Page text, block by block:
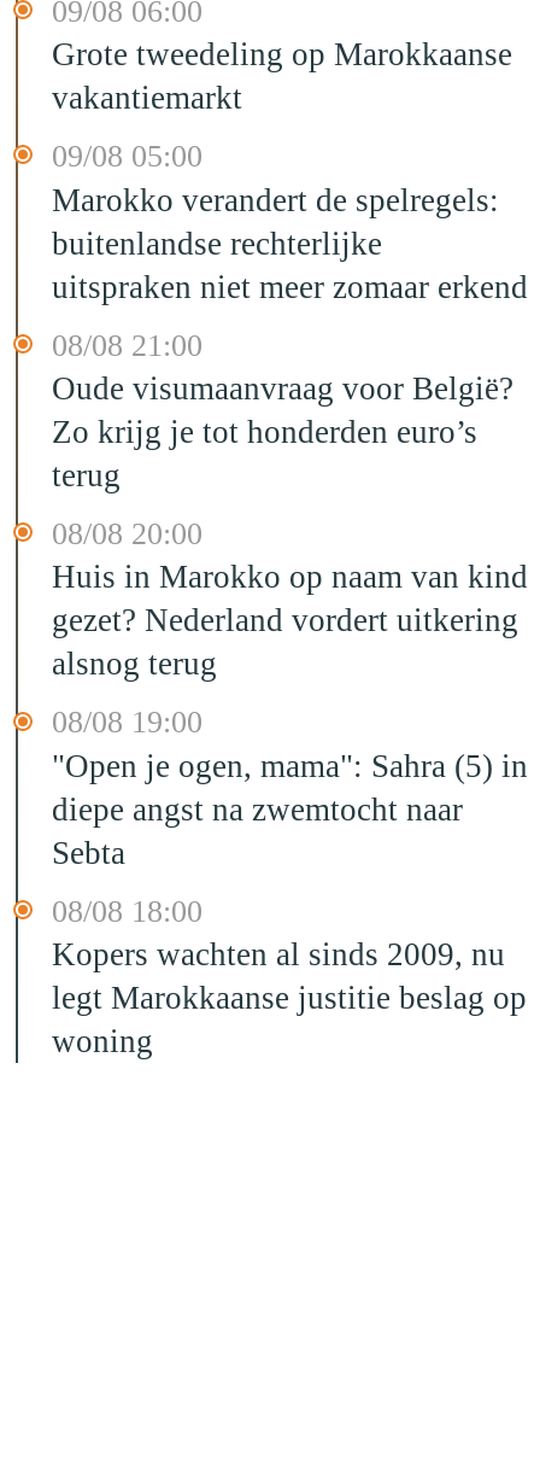
09/08 06:00
Grote tweedeling op Marokkaanse
vakantiemarkt
09/08 05:00
Marokko verandert de spelregels:
buitenlandse rechterlijke
uitspraken niet meer zomaar erkend
08/08 21:00
Oude visumaanvraag voor België?
Zo krijg je tot honderden euro’s
terug
08/08 20:00
Huis in Marokko op naam van kind
gezet? Nederland vordert uitkering
alsnog terug
08/08 19:00
"Open je ogen, mama": Sahra (5) in
diepe angst na zwemtocht naar
Sebta
08/08 18:00
Kopers wachten al sinds 2009, nu
legt Marokkaanse justitie beslag op
woning